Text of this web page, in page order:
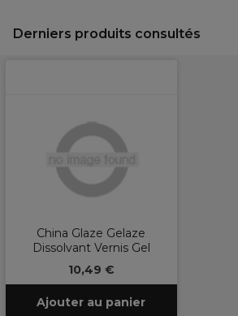
Derniers produits consultés
China Glaze Gelaze
Dissolvant Vernis Gel
10,49 €
Ajouter au panier